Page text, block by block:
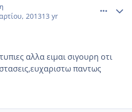
201313 yr
αλλα ειμαι σιγουρη οτι
παντως